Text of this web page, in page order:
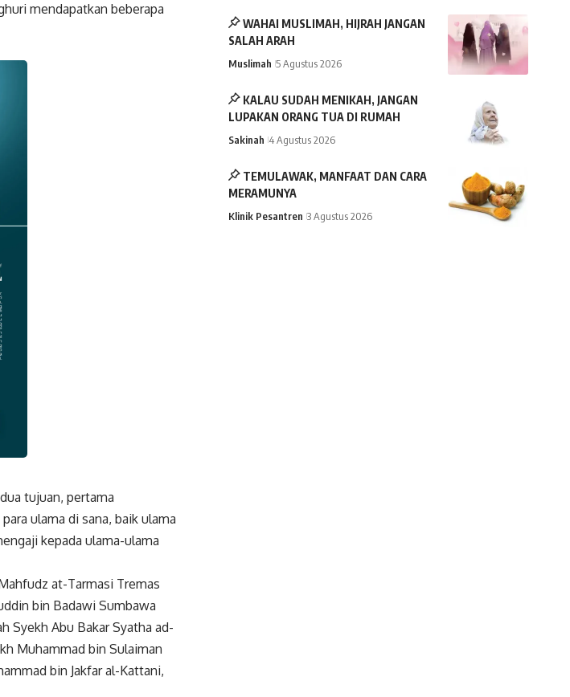
mendapatkan beberapa
Gmail
tujuan, pertama
ulama di sana, baik ulama
kepada ulama-ulama
at-Tarmasi Tremas
bin Badawi Sumbawa
Syekh Abu Bakar Syatha ad-
Muhammad bin Sulaiman
bin Jakfar al-Kattani,
WAHAI MUSLIMAH, HIJRAH JANGAN
SALAH ARAH
Muslimah 5 Agustus 2026
KALAU SUDAH MENIKAH, JANGAN
LUPAKAN ORANG TUA DI RUMAH
Sakinah 4 Agustus 2026
TEMULAWAK, MANFAAT DAN CARA
MERAMUNYA
Klinik Pesantren 3 Agustus 2026